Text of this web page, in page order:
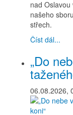
nad
našeho
střech.
Číst dál...
„Do
06.08.2026,